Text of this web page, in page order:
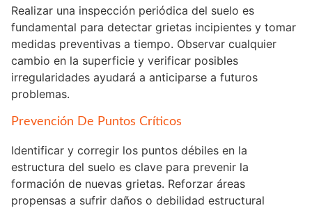
Realizar una inspección periódica del suelo es
fundamental para detectar grietas incipientes y tomar
medidas preventivas a tiempo. Observar cualquier
cambio en la superficie y verificar posibles
irregularidades ayudará a anticiparse a futuros
problemas.
Prevención De Puntos Críticos
Identificar y corregir los puntos débiles en la
estructura del suelo es clave para prevenir la
formación de nuevas grietas. Reforzar áreas
propensas a sufrir daños o debilidad estructural